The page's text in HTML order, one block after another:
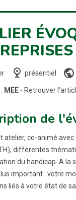
nest_cam_indoor présentiel public
MEE- Retrouver
de
atelier, co-animé
différentes
du handicap. A la
important : votre
liés à votre état de